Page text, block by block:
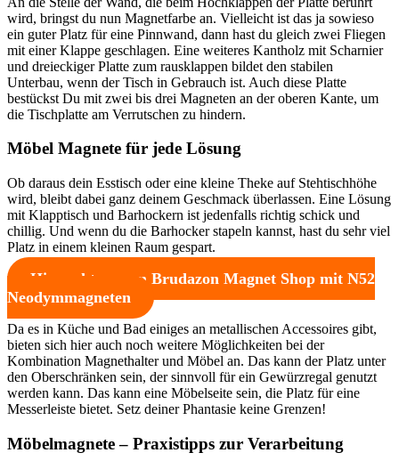
wird, bringst du nun Magnetfarbe an. Vielleicht ist das ja sowieso
ein guter Platz für eine Pinnwand, dann hast du gleich zwei Fliegen
mit einer Klappe geschlagen. Eine weiteres Kantholz mit Scharnier
und dreieckiger Platte zum rausklappen bildet den stabilen
Unterbau, wenn der Tisch in Gebrauch ist. Auch diese Platte
bestückst Du mit zwei bis drei Magneten an der oberen Kante, um
die Tischplatte am Verrutschen zu hindern.
Möbel Magnete für jede Lösung
Ob daraus dein Esstisch oder eine kleine Theke auf Stehtischhöhe
wird, bleibt dabei ganz deinem Geschmack überlassen. Eine Lösung
mit Klapptisch und Barhockern ist jedenfalls richtig schick und
chillig. Und wenn du die Barhocker stapeln kannst, hast du sehr viel
Platz in einem kleinen Raum gespart.
Hier geht es zum Brudazon Magnet Shop mit N52
Neodymmagneten
Da es in Küche und Bad einiges an metallischen Accessoires gibt,
bieten sich hier auch noch weitere Möglichkeiten bei der
Kombination Magnethalter und Möbel an. Das kann der Platz unter
den Oberschränken sein, der sinnvoll für ein Gewürzregal genutzt
werden kann. Das kann eine Möbelseite sein, die Platz für eine
Messerleiste bietet. Setz deiner Phantasie keine Grenzen!
Möbelmagnete – Praxistipps zur Verarbeitung